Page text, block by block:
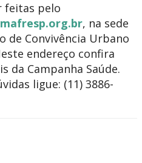
feitas pelo
, na sede
de Convivência Urbano
endereço confira
da Campanha Saúde.
ligue: (11) 3886-